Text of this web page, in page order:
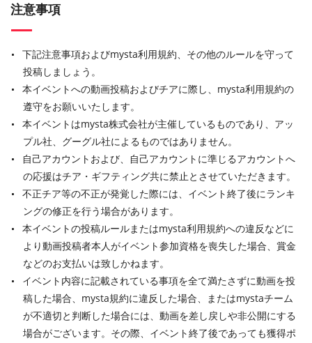
注意事項
下記注意事項およびmysta利用規約、その他のルールを守って
投稿しましょう。
本イベントへの動画投稿およびチアに際し、mysta利用規約の
遵守をお願いいたします。
本イベントはmysta株式会社が主催しているものであり、アッ
プル社、グーグル社によるものではありません。
自己アカウントおよび、自己アカウントに準じるアカウントへ
の応援はチア・ギフティング共に禁止とさせていただきます。
不正チア等の不正が発覚した際には、イベント終了後にランキ
ングの修正を行う場合があります。
本イベントの投稿ルールまたはmysta利用規約への違反などに
より動画投稿者本人がイベント参加資格を喪失した場合、賞金
などのお支払いは致しかねます。
イベント内容に記載されている事項を全て満たさずに動画を投
稿した場合、mysta規約に違反した場合、またはmystaチーム
が不適切と判断した場合には、動画を差し戻しや非公開にする
場合がございます。その際、イベント終了後であっても獲得ポ